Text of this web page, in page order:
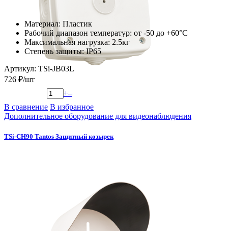
Материал: Пластик
Рабочий диапазон температур: от -50 до +60°С
Максимальная нагрузка: 2.5кг
Степень защиты: IP65
Артикул: TSi-JB03L
726 ₽/шт
+–
В сравнение В избранное
Дополнительное оборудование для видеонаблюдения
TSi-CH90 Tantos Защитный козырек